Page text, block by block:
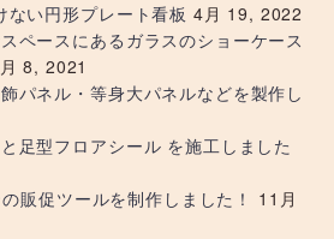
い円形プレート看板 4月 19, 2022
ペースにあるガラスのショーケース
8, 2021
パネル・等身大パネルなどを製作し
足型フロアシール を施工しました
販促ツールを制作しました！
11月